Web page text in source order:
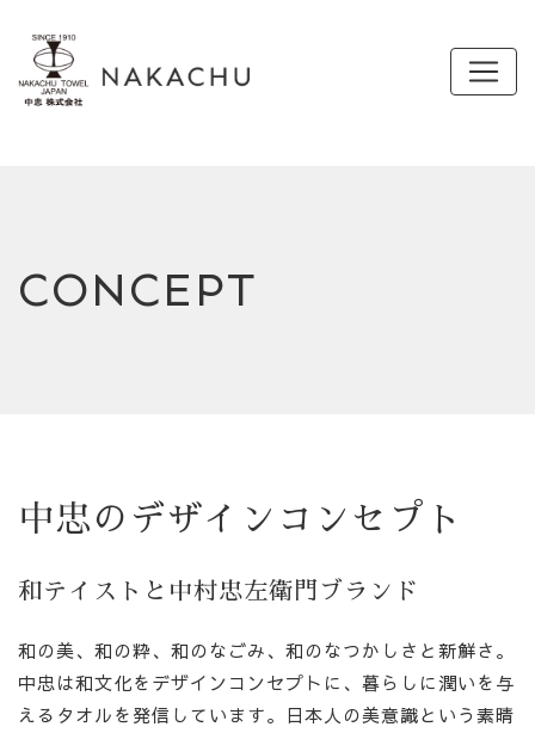
CONCEPT
中忠のデザインコンセプト
和テイストと中村忠左衛門ブランド
和の美、和の粋、和のなごみ、和のなつかしさと新鮮さ。
中忠は和文化をデザインコンセプトに、暮らしに潤いを与
えるタオルを発信しています。日本人の美意識という素晴